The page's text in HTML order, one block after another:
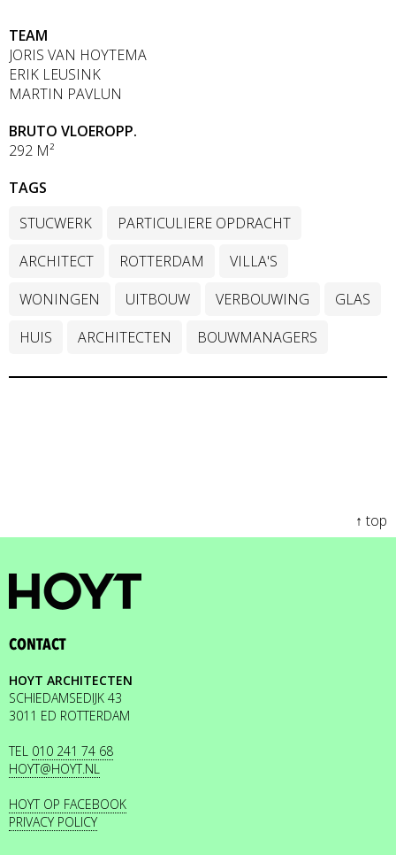
TEAM
JORIS VAN HOYTEMA
ERIK LEUSINK
MARTIN PAVLUN
BRUTO VLOEROPP.
292 M²
TAGS
STUCWERK
PARTICULIERE OPDRACHT
ARCHITECT
ROTTERDAM
VILLA'S
WONINGEN
UITBOUW VERBOUWING
GLAS
HUIS
ARCHITECTEN BOUWMANAGERS
↑ top
CONTACT
HOYT ARCHITECTEN
SCHIEDAMSEDIJK 43
3011 ED ROTTERDAM
TEL 010 241 74 68
HOYT@HOYT.NL
HOYT OP FACEBOOK
PRIVACY POLICY